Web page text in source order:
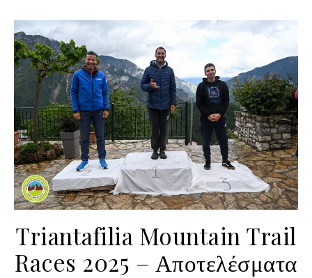
Triantafilia Mountain Trail
Races 2025 – Αποτελέσματα